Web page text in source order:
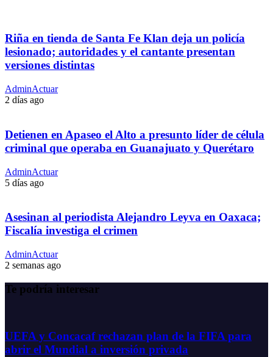
Riña en tienda de Santa Fe Klan deja un policía
lesionado; autoridades y el cantante presentan
versiones distintas
AdminActuar
2 días ago
Detienen en Apaseo el Alto a presunto líder de célula
criminal que operaba en Guanajuato y Querétaro
AdminActuar
5 días ago
Asesinan al periodista Alejandro Leyva en Oaxaca;
Fiscalía investiga el crimen
AdminActuar
2 semanas ago
Te podría interesar
UEFA y Concacaf rechazan plan de la FIFA para
abrir el Mundial a inversión privada